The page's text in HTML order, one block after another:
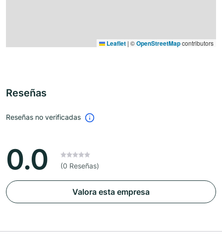
Leaflet | ©OpenStreetMapcontributors
Reseñas
Reseñas no verificadas
0.0 (0 Reseñas)
Valora esta empresa